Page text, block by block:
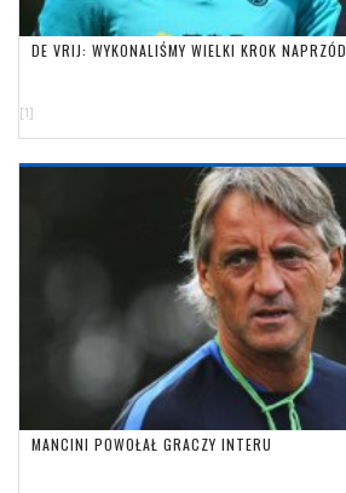
DE VRIJ: WYKONALIŚMY WIELKI KROK NAPRZÓD
[1]
MANCINI POWOŁAŁ GRACZY INTERU